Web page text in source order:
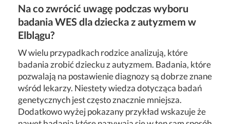
Na co zwrócić uwagę podczas wyboru
badania WES dla dziecka z autyzmem w
Elblągu?
W wielu przypadkach rodzice analizują, które
badania zrobić dziecku z autyzmem. Badania, które
pozwalają na postawienie diagnozy są dobrze znane
wśród lekarzy. Niestety wiedza dotycząca badań
genetycznych jest często znacznie mniejsza.
Dodatkowo wyżej pokazany przykład wskazuje że